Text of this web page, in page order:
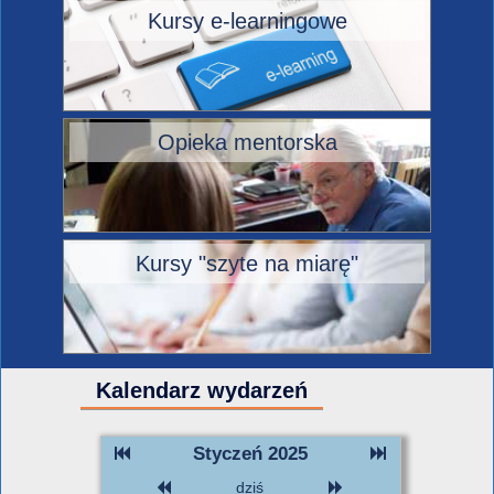
Kursy e-learningowe
Opieka mentorska
Kursy "szyte na miarę"
Kalendarz wydarzeń
Styczeń 2025
dziś